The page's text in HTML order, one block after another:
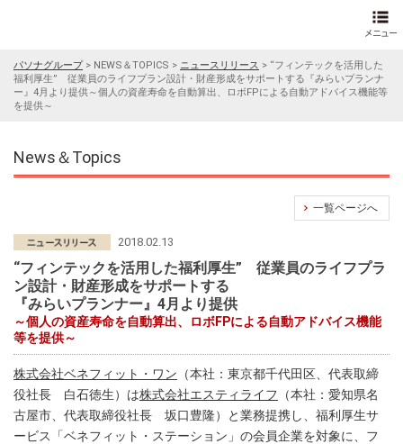
パソナグループ> NEWS＆TOPICS > ニュースリリース > “フィンテックを活用した
福利厚生” 従業員のライフプラン設計・財産形成をサポートする『みらいプランナ
ー』4月より提供～個人の資産寿命を自動算出、ロボFPによる自動アドバイス機能等
を提供～
News＆Topics
一覧ページへ
2018.02.13
“フィンテックを活用した福利厚生” 従業員のライフプラ
ン設計・財産形成をサポートする
『みらいプランナー』4月より提供
～個人の資産寿命を自動算出、ロボFPによる自動アドバイス機能
等を提供～
株式会社ベネフィット・ワン （本社：東京都千代田区、代表取締
役社長 白石徳生）は株式会社エスティライフ （本社：愛知県名
古屋市、代表取締役社長 坂口豊隆）と業務提携し、福利厚生サ
ービス「ベネフィット・ステーション」の会員企業を対象に、フ